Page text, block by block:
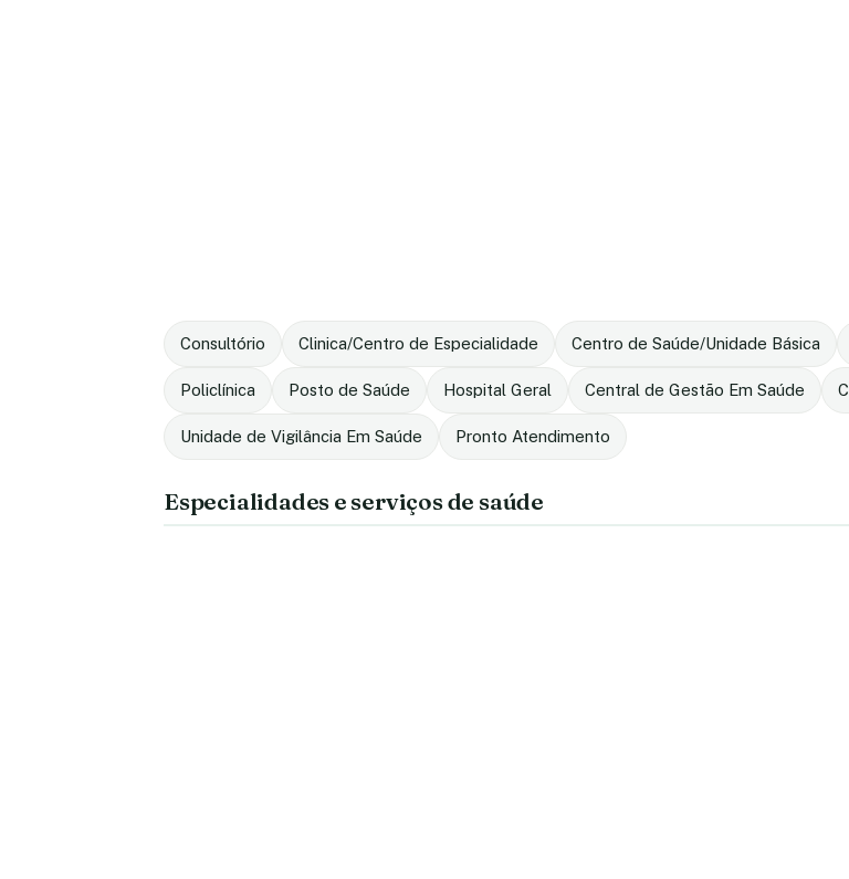
Consultório Clinica/Centro de Especialidade Centro de Saúde/Unidade Básica
Policlínica Posto de Saúde Hospital Geral Central de Gestão Em Saúde
Unidade de Vigilância Em Saúde Pronto Atendimento
Especialidades e serviços de saúde